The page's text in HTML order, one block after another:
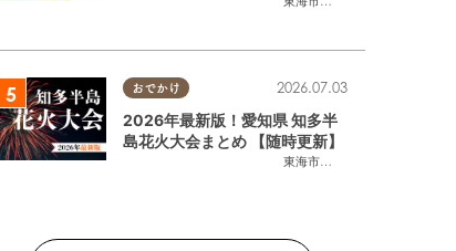
おでかけ
東海市
,大府市
2026.07.03
2026年最新版！愛知県 知多半
島花火大会まとめ 【随時更新】